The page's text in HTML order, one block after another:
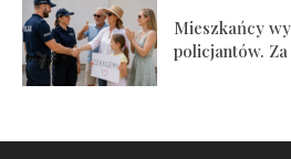
Mieszkańcy
policjantów. Za